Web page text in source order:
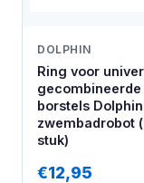
DOLPHIN
Ring voor
gecombineerde
borstels Dolphin
zwembadrobot
stuk)
€12,95